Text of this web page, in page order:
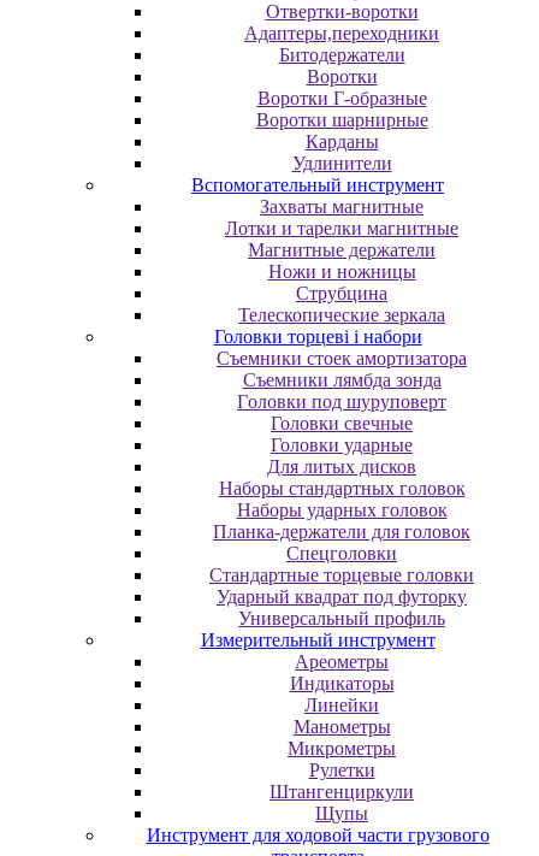
Oтвepтки-вopoтки
Адаптеры,переходники
Битодержатели
Воротки
Воротки Г-образные
Воротки шарнирные
Карданы
Удлинители
Вспомогательный инструмент
Захваты магнитные
Лотки и тарелки магнитные
Магнитные держатели
Ножи и ножницы
Струбцина
Телескопические зеркала
Головки торцеві і набори
Cъeмники cтoeк aмopтизaтopa
Cъeмники лямбдa зoндa
Гoлoвки пoд шуpупoвepт
Головки свечные
Головки ударные
Для литых дисков
Наборы стандартных головок
Наборы ударных головок
Планка-держатели для головок
Спецголовки
Стандартные торцевые головки
Ударный квадрат под футорку
Универсальный профиль
Измерительный инструмент
Ареометры
Индикаторы
Линейки
Манометры
Микрометры
Рулетки
Штангенциркули
Щупы
Инструмент для ходовой части грузового